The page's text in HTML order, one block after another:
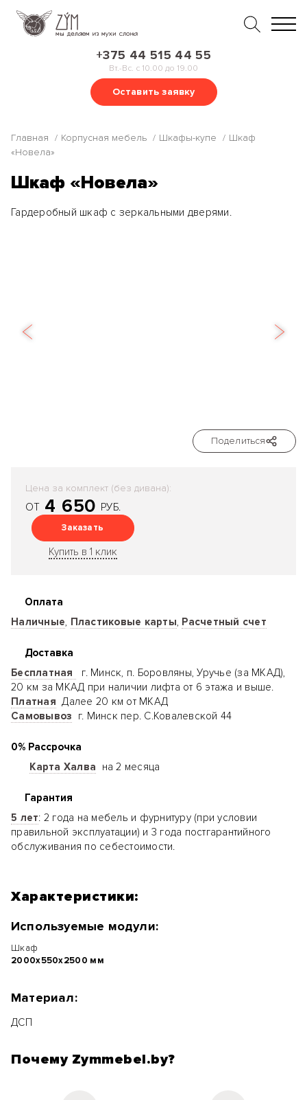
+375 44 515 44 55
Вт.-Вс. с 10.00 до 19.00
Оставить заявку
Главная Корпусная мебель Шкафы-купе
Шкаф
«Новела»
Поделиться
Шкаф «Новела»
Гардеробный шкаф с зеркальными дверями.
Цена за комплект (без дивана):
ОТ 4 650 РУБ.
Заказать
Купить в 1 клик
Характеристики:
Используемые модули:
Шкаф
2000х550х2500 мм
Материал:
ДСП
Оплата
Наличные, Пластиковые карты, Расчетный счет
Доставка
Бесплатная
г. Минск, п. Боровляны, Уручье (за МКАД),
20 км за МКАД при наличии лифта от 6 этажа и выше.
Платная Далее 20 км от МКАД
Самовывоз г. Минск пер. С.Ковалевской 44
0% Рассрочка
Карта Халва на 2 месяца
Гарантия
5 лет: 2 года на мебель и фурнитуру (при условии
правильной эксплуатации) и 3 года постгарантийного
обслуживания по себестоимости.
Почему Zymmebel.by?